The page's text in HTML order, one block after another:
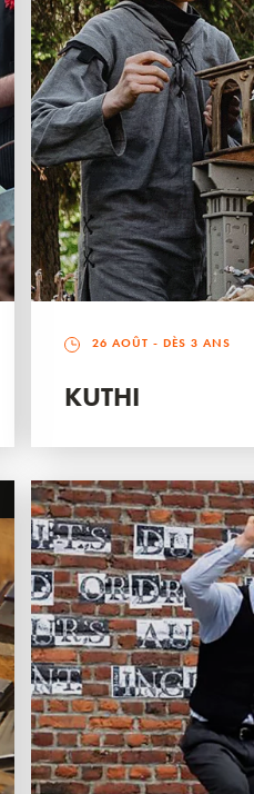
26 AOÛT - DÈS 3 ANS
KUTHI